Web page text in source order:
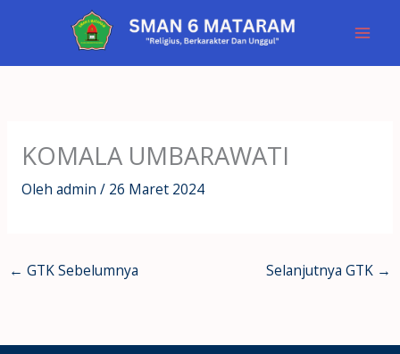
KOMALA UMBARAWATI
Oleh admin / 26 Maret 2024
← GTK Sebelumnya Selanjutnya GTK →